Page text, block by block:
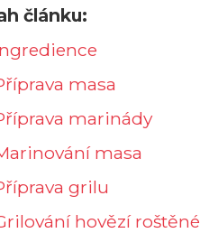
článku:
masa
marinády
masa
grilu
hovězí roštěné